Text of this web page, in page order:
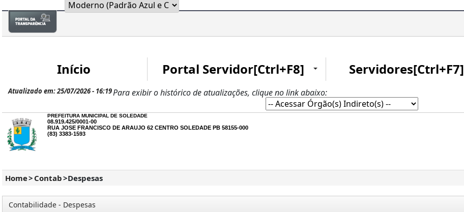
Início Portal Servidor[Ctrl+F8] Servidores[Ctrl+F7]
Para exibir o histórico de atualizações, clique no link abaixo:
Atualizado em: 25/07/2026 - 16:19
PREFEITURA MUNICIPAL DE SOLEDADE
08.919.425/0001-00
RUA JOSE FRANCISCO DE ARAUJO 62 CENTRO SOLEDADE PB 58155-000
(83) 3383-1593
Home> Contab>Despesas
Contabilidade - Despesas